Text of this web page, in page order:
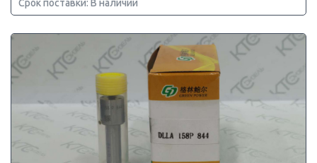
Срок поставки: В наличии